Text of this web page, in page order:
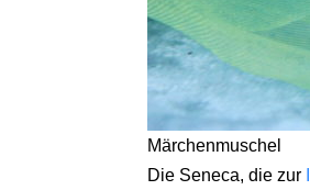
Märchenmuschel
Die Seneca, die zur